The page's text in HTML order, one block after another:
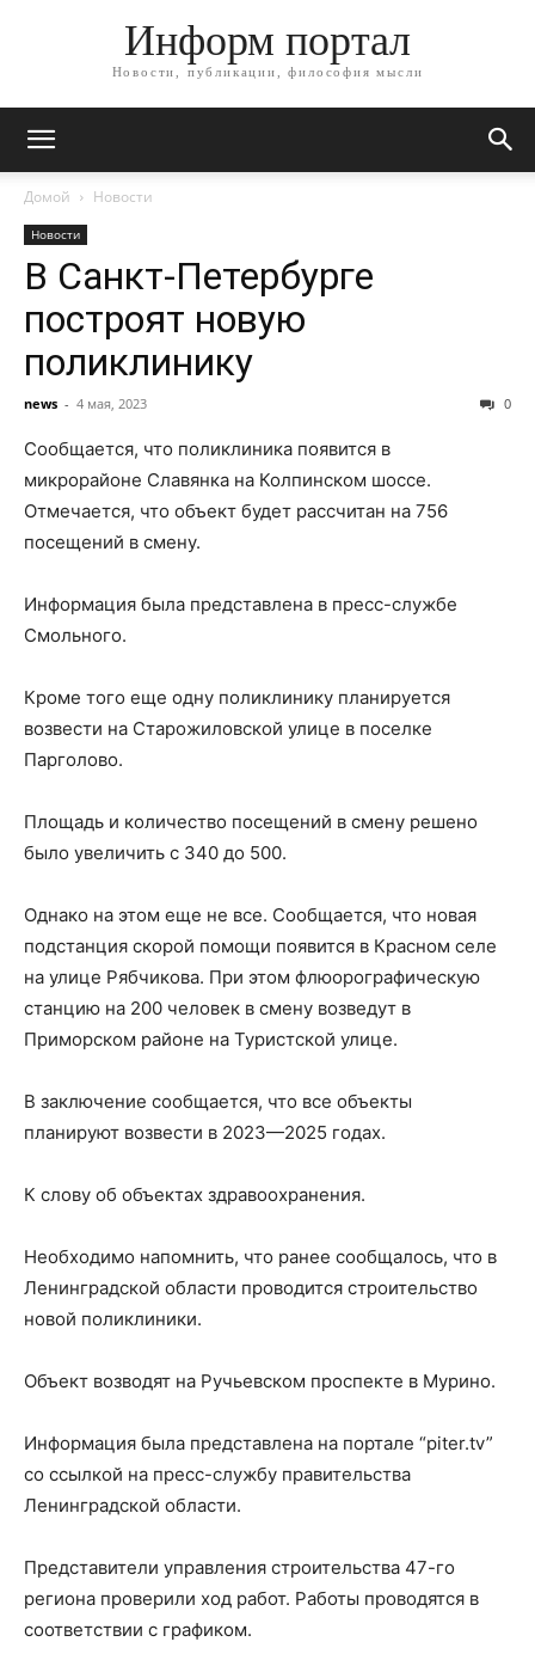
Информ портал
Новости, публикации, философия мысли
Домой Новости
Новости
В Санкт-Петербурге
построят новую
поликлинику
news - 4 мая, 2023 0
Сообщается, что поликлиника появится в
микрорайоне Славянка на Колпинском шоссе.
Отмечается, что объект будет рассчитан на 756
посещений в смену.
Информация была представлена в пресс-службе
Смольного.
Кроме того еще одну поликлинику планируется
возвести на Старожиловской улице в поселке
Парголово.
Площадь и количество посещений в смену решено
было увеличить с 340 до 500.
Однако на этом еще не все. Сообщается, что новая
подстанция скорой помощи появится в Красном селе
на улице Рябчикова. При этом флюорографическую
станцию на 200 человек в смену возведут в
Приморском районе на Туристской улице.
В заключение сообщается, что все объекты
планируют возвести в 2023—2025 годах.
К слову об объектах здравоохранения.
Необходимо напомнить, что ранее сообщалось, что в
Ленинградской области проводится строительство
новой поликлиники.
Объект возводят на Ручьевском проспекте в Мурино.
Информация была представлена на портале “piter.tv”
со ссылкой на пресс-службу правительства
Ленинградской области.
Представители управления строительства 47-го
региона проверили ход работ. Работы проводятся в
соответствии с графиком.